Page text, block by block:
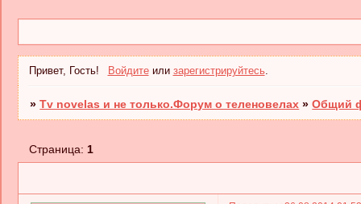
Привет, Гость! Войдитеили зарегистрируйтесь.
»Tv novelas и не только.Форум о теленовелах »Общий
Страница:1